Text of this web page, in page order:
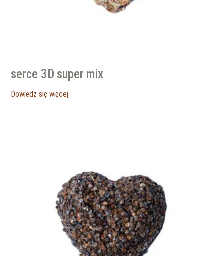
serce 3D super mix
Dowiedz się więcej